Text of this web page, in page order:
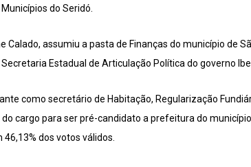
do Seridó.
assumiu a pasta de Finanças do município de
Estadual de Articulação Política do governo
como secretário de Habitação, Regularização
cargo para ser pré-candidato a prefeitura do
dos votos válidos.